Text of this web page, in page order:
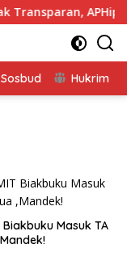
APHipikor
Sosbud Hukrim
Biakbuku Masuk TA